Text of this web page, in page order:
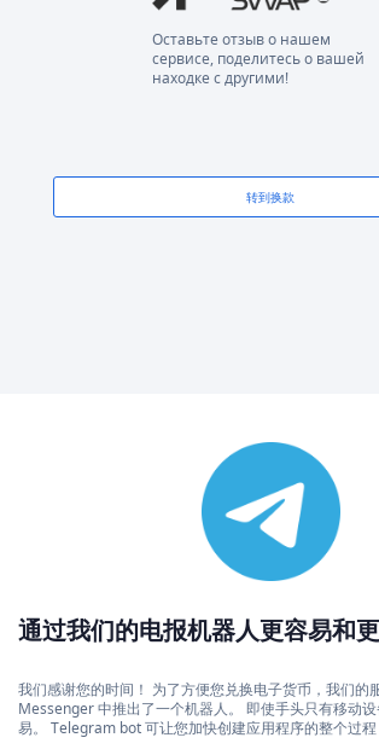
Оставьте отзыв о нашем
сервисе, поделитесь о вашей
находке с другими!
转到换款
通过我们的电报机器人更容易和
我们感谢您的时间！ 为了方便您兑换电子货币，我们的
Messenger 中推出了一个机器人。 即使手头只有移动
易。 Telegram bot 可让您加快创建应用程序的整个过程